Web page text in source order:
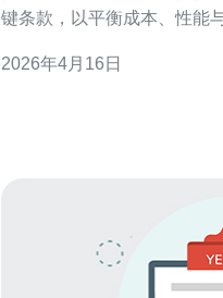
键条款，以平衡成本、性能
先评估业务需求：带宽、延
2026年4月16日